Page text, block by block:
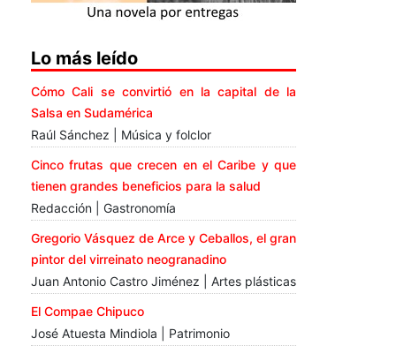
Lo más leído
Cómo Cali se convirtió en la capital de la
Salsa en Sudamérica
Raúl Sánchez | Música y folclor
Cinco frutas que crecen en el Caribe y que
tienen grandes beneficios para la salud
Redacción | Gastronomía
Gregorio Vásquez de Arce y Ceballos, el gran
pintor del virreinato neogranadino
Juan Antonio Castro Jiménez | Artes plásticas
El Compae Chipuco
José Atuesta Mindiola | Patrimonio